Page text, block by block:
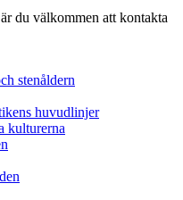
du välkommen att kontakta
stenåldern
huvudlinjer
kulturerna